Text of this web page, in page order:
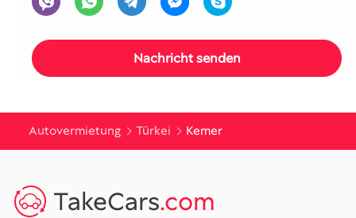
Autovermietung Türkei Kemer
TakeCars.com